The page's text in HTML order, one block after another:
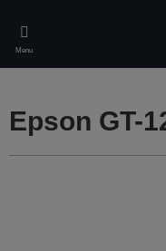
main
content
Menu
Epson GT-